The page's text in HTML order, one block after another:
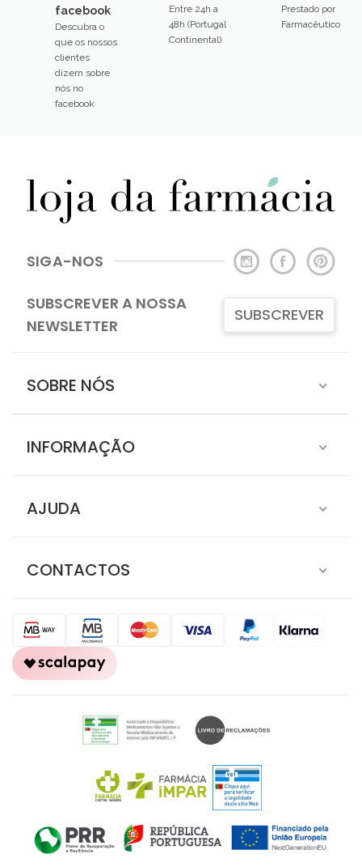
facebook
Descubra o
que os nossos
clientes
dizem sobre
nós no
facebook
Entre 24h a
48h (Portugal
Continental)
Prestado por
Farmacêutico
SIGA-NOS
SUBSCREVER A NOSSA
NEWSLETTER
SUBSCREVER
SOBRE NÓS
INFORMAÇÃO
AJUDA
CONTACTOS